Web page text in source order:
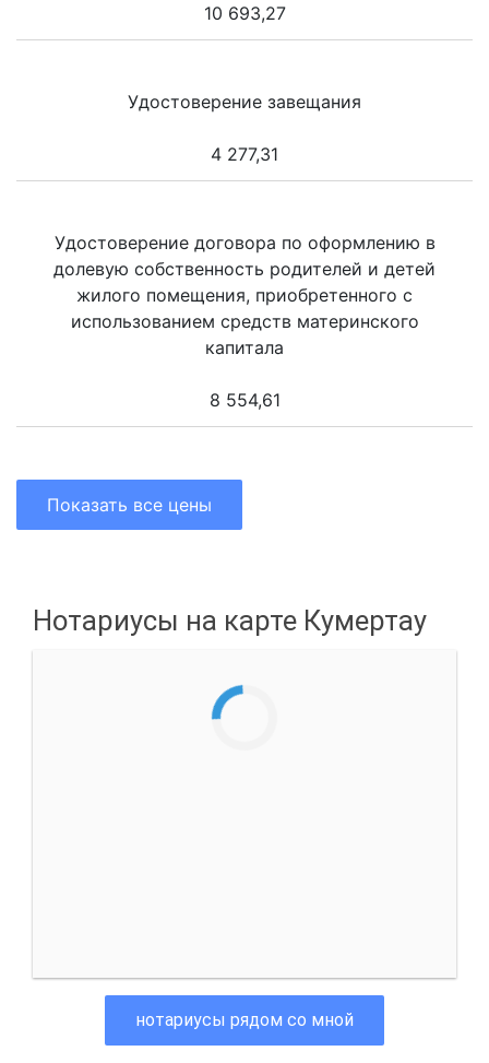
10 693,27
Удостоверение завещания
4 277,31
Удостоверение договора по оформлению в
долевую собственность родителей и детей
жилого помещения, приобретенного с
использованием средств материнского
капитала
8 554,61
Показать все цены
Нотариусы на карте Кумертау
нотариусы рядом со мной